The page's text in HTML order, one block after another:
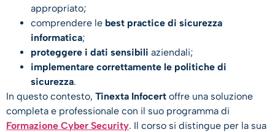
appropriato;
comprendere le best practice di sicurezza
informatica;
proteggere i dati sensibili aziendali;
implementare correttamente le politiche di
sicurezza.
In questo contesto, Tinexta Infocert offre una soluzione
completa e professionale con il suo programma di
Formazione Cyber Security. Il corso si distingue per la sua